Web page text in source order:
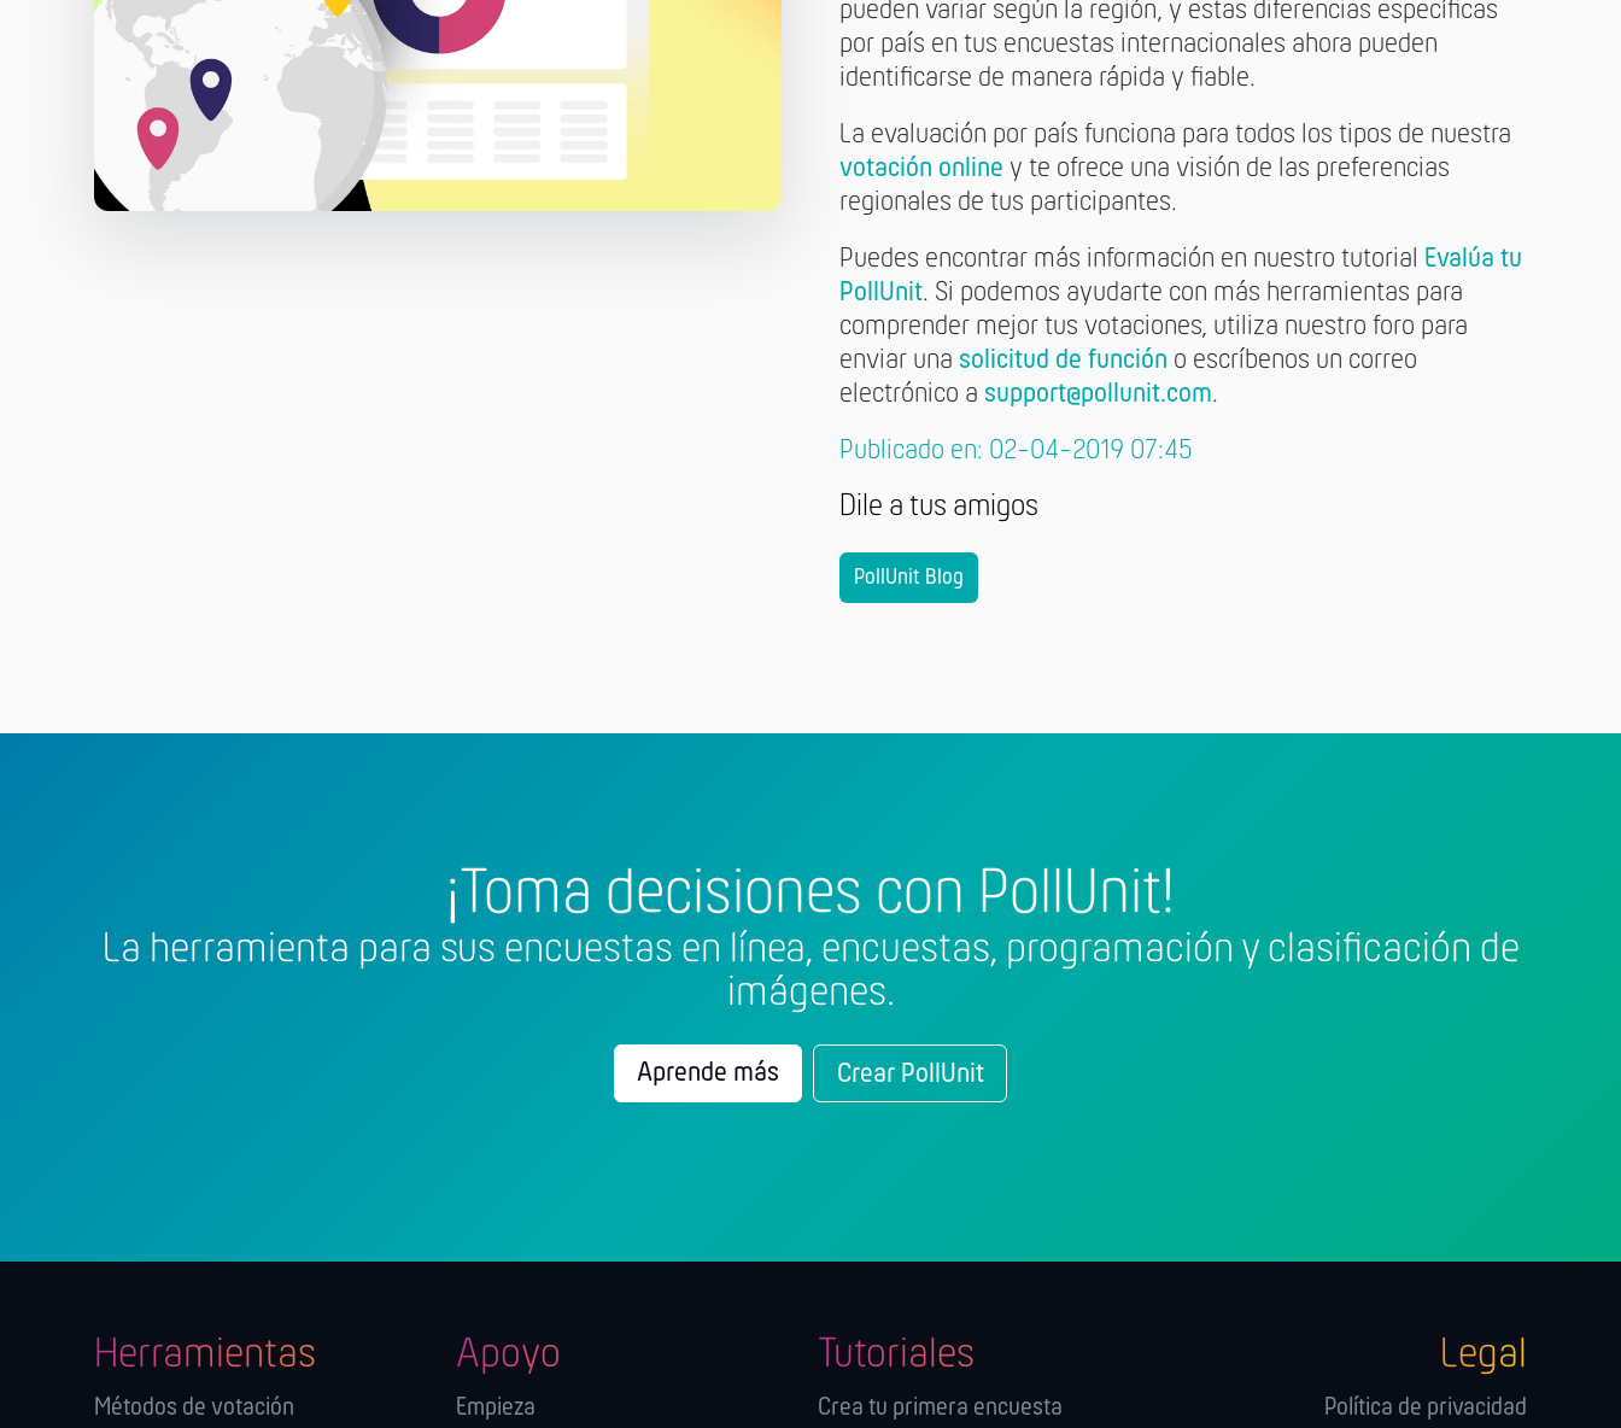
pueden variar según la región, y estas diferencias específicas
por país en tus encuestas internacionales ahora pueden
identificarse de manera rápida y fiable.
La evaluación por país funciona para todos los tipos de nuestra
votación online y te ofrece una visión de las preferencias
regionales de tus participantes.
Puedes encontrar más información en nuestro tutorial Evalúa tu
PollUnit. Si podemos ayudarte con más herramientas para
comprender mejor tus votaciones, utiliza nuestro foro para
enviar una solicitud de función o escríbenos un correo
electrónico a support@pollunit.com.
Publicado en: 02-04-2019 07:45
Dile a tus amigos
PollUnit Blog
¡Toma decisiones con PollUnit!
La herramienta para sus encuestas en línea, encuestas, programación y clasificación de
imágenes.
Aprende más Crear PollUnit
Herramientas
Métodos de votación
Apoyo
Empieza
Tutoriales
Crea tu primera encuesta
Legal
Política de privacidad